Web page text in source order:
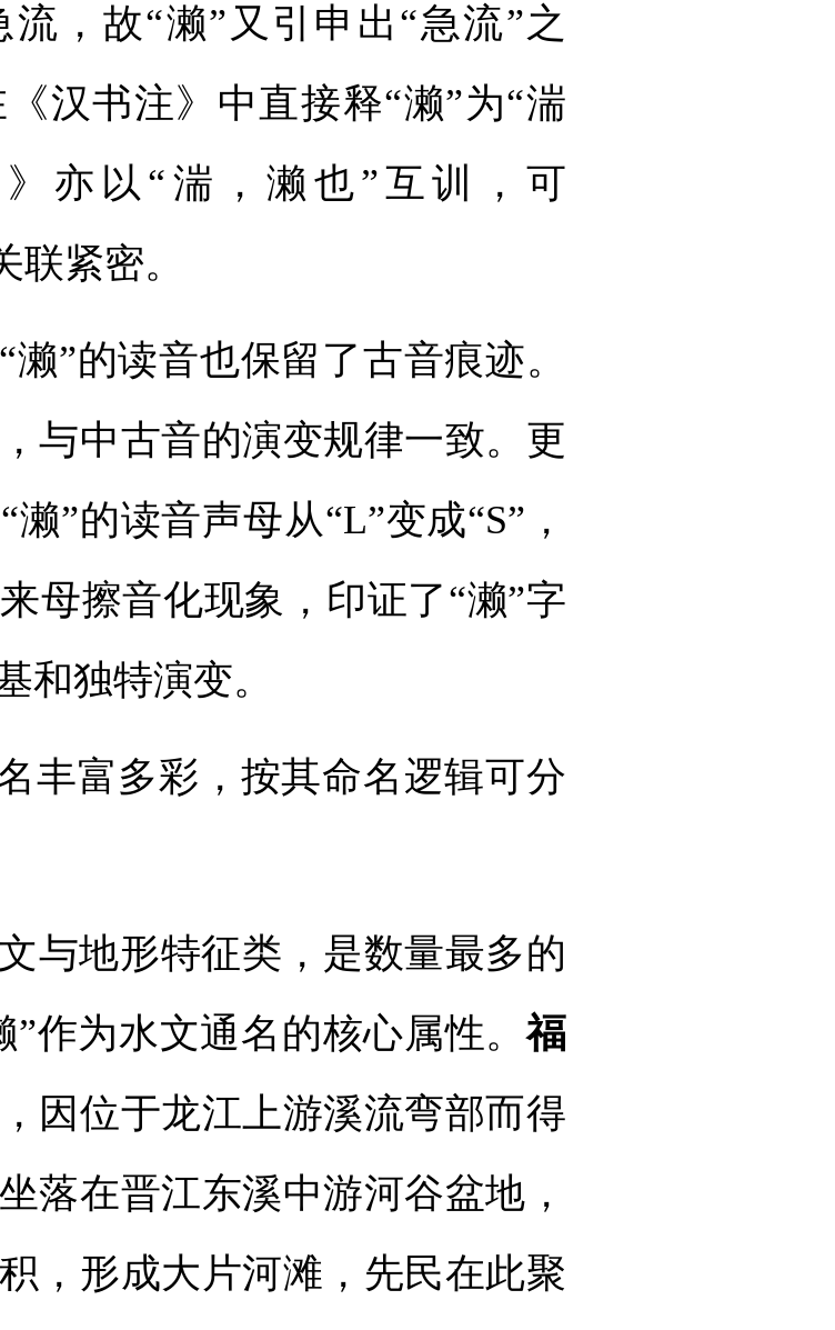
，故“濑”又引申出“急流”之
汉书注》中直接释“濑”为“湍
亦以“湍，濑也”互训，可
联紧密。
”的读音也保留了古音痕迹。
与中古音的演变规律一致。更
”的读音声母从“L”变成“S”，
母擦音化现象，印证了“濑”字
和独特演变。
丰富多彩，按其命名逻辑可分
与地形特征类，是数量最多的
”作为水文通名的核心属性。福
因位于龙江上游溪流弯部而得
落在晋江东溪中游河谷盆地，
，形成大片河滩，先民在此聚